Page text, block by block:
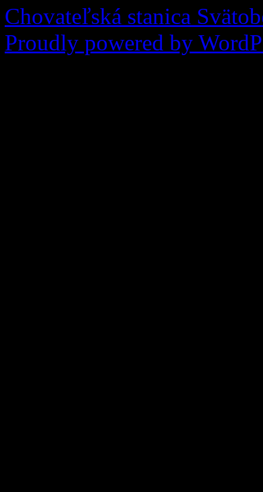
Chovateľská stanica
Proudly powered by